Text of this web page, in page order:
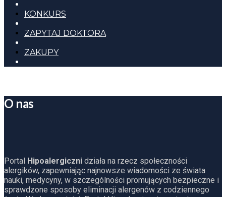
KONKURS
ZAPYTAJ DOKTORA
ZAKUPY
O nas
Portal Hipoalergiczni działa na rzecz społeczności
alergików, zapewniając najnowsze wiadomości ze świata
nauki, medycyny, w szczególności promujących bezpieczne i
sprawdzone sposoby eliminacji alergenów z codziennego